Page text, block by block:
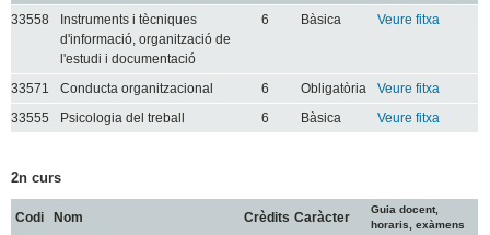
33558
Instruments i tècniques
d'informació, organització de
l'estudi i documentació
6 Bàsica Veure fitxa
33571 Conducta organitzacional 6 Obligatòria
Veure fitxa
33555
Psicologia del treball 6 Bàsica Veure fitxa
2n curs
Codi Nom Crèdits Caràcter
Guia docent,
horaris, exàmens